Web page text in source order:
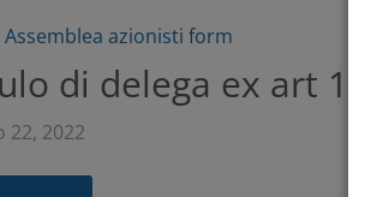
Assemblea azionisti form
di delega ex art
22, 2022